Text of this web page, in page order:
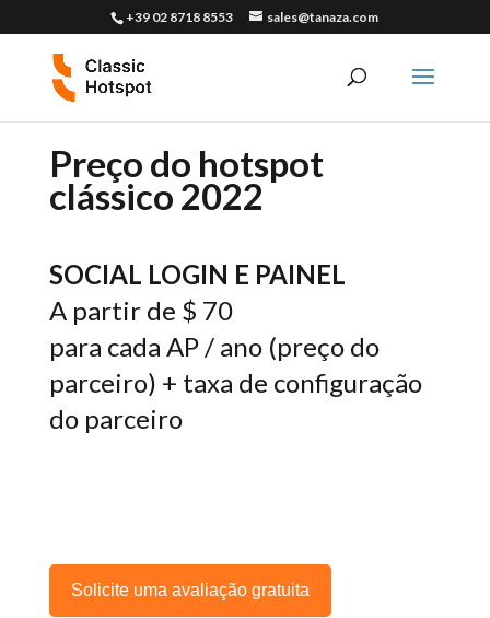
+39 02 8718 8553 sales@tanaza.com
Preço do hotspot
clássico 2022
SOCIAL LOGIN E PAINEL
A partir de $ 70
para cada AP / ano (preço do
parceiro) + taxa de configuração
do parceiro
Solicite uma avaliação gratuita